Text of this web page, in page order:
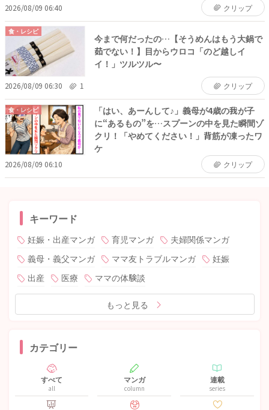
2026/08/09 06:40 クリップ
食・レシピ
今まで何だったの…【そうめんはもう大鍋で
茹でない！】目からウロコ「のど越しイ
イ！」ツルツル〜
2026/08/09 06:30 1 クリップ
食・レシピ
「はい、あーんして♪」義母が4歳の我が子
に“あるもの”を…スプーンの中を見た瞬間ゾ
クリ！「やめてください！」背筋が凍ったワ
ケ
2026/08/09 06:10 クリップ
キーワード
妊娠・出産マンガ 育児マンガ
夫婦関係マンガ
義母・義父マンガ
ママ友トラブルマンガ
妊娠
出産
医療 ママの体験談
もっと見る
カテゴリー
すべて
all
マンガ
column
連載
series